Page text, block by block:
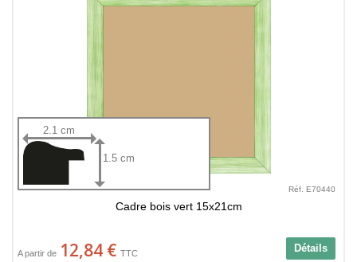
2.1 cm
1.5 cm
Réf. E70440
Cadre bois vert 15x21cm
Détails
A partir de 12,84 € TTC